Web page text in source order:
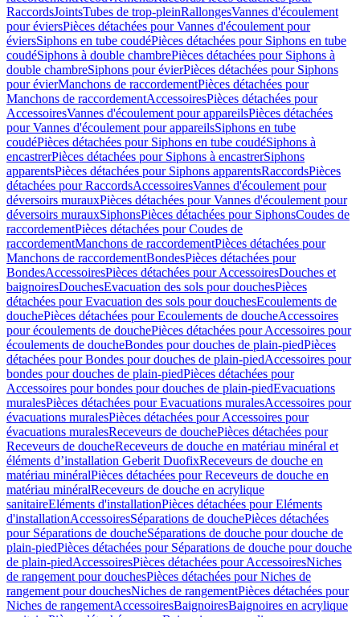
RaccordsJointsTubes de trop-pleinRallongesVannes d'écoulement
pour éviersPièces détachées pour Vannes d'écoulement pour
éviersSiphons en tube coudéPièces détachées pour Siphons en tube
coudéSiphons à double chambrePièces détachées pour Siphons à
double chambreSiphons pour évierPièces détachées pour Siphons
pour évierManchons de raccordementPièces détachées pour
Manchons de raccordementAccessoiresPièces détachées pour
AccessoiresVannes d'écoulement pour appareilsPièces détachées
pour Vannes d'écoulement pour appareilsSiphons en tube
coudéPièces détachées pour Siphons en tube coudéSiphons à
encastrerPièces détachées pour Siphons à encastrerSiphons
apparentsPièces détachées pour Siphons apparentsRaccordsPièces
détachées pour RaccordsAccessoiresVannes d'écoulement pour
déversoirs murauxPièces détachées pour Vannes d'écoulement pour
déversoirs murauxSiphonsPièces détachées pour SiphonsCoudes de
raccordementPièces détachées pour Coudes de
raccordementManchons de raccordementPièces détachées pour
Manchons de raccordementBondesPièces détachées pour
BondesAccessoiresPièces détachées pour AccessoiresDouches et
baignoiresDouchesEvacuation des sols pour douchesPièces
détachées pour Evacuation des sols pour douchesEcoulements de
douchePièces détachées pour Ecoulements de doucheAccessoires
pour écoulements de douchePièces détachées pour Accessoires pour
écoulements de doucheBondes pour douches de plain-piedPièces
détachées pour Bondes pour douches de plain-piedAccessoires pour
bondes pour douches de plain-piedPièces détachées pour
Accessoires pour bondes pour douches de plain-piedEvacuations
muralesPièces détachées pour Evacuations muralesAccessoires pour
évacuations muralesPièces détachées pour Accessoires pour
évacuations muralesReceveurs de douchePièces détachées pour
Receveurs de doucheReceveurs de douche en matériau minéral et
éléments d’installation Geberit DuofixReceveurs de douche en
matériau minéralPièces détachées pour Receveurs de douche en
matériau minéralReceveurs de douche en acrylique
sanitaireEléments d'installationPièces détachées pour Eléments
d'installationAccessoiresSéparations de douchePièces détachées
pour Séparations de doucheSéparations de douche pour douche de
plain-piedPièces détachées pour Séparations de douche pour douche
de plain-piedAccessoiresPièces détachées pour AccessoiresNiches
de rangement pour douchesPièces détachées pour Niches de
rangement pour douchesNiches de rangementPièces détachées pour
Niches de rangementAccessoiresBaignoiresBaignoires en acrylique